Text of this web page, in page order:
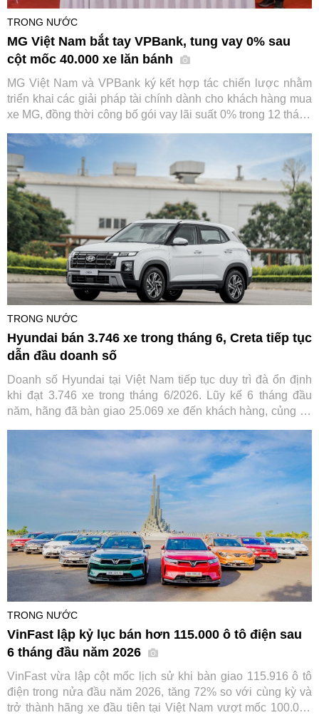
TRONG NƯỚC
MG Việt Nam bắt tay VPBank, tung vay 0% sau
cột mốc 40.000 xe lăn bánh
MG Việt Nam và VPBank ký kết hợp tác chiến lược nhằm
triển khai các giải pháp tài chính dành cho khách hàng mua
xe MG, đồng thời công bố gói vay lãi suất 0% trong 12 tháng
vừa đạt cột mốc 40.000 xe lăn bánh tại Việt Nam.
TRONG NƯỚC
Hyundai bán 3.746 xe trong tháng 6, Creta tiếp tục
dẫn đầu doanh số
Doanh số Hyundai tại Việt Nam tiếp tục duy trì đà ổn định
khi đạt 3.746 xe trong tháng 6/2026. Lũy kế 6 tháng đầu
năm, hãng đã bàn giao 25.069 xe đến khách hàng, củng cố
TRONG NƯỚC
VinFast lập kỷ lục bán hơn 115.000 ô tô điện sau
6 tháng đầu năm 2026
VinFast vừa lập cột mốc lịch sử khi bàn giao 115.916 ô tô
điện trong nửa đầu năm 2026, tăng 72% so với cùng kỳ và
trở thành hãng xe đầu tiên tại Việt Nam vượt mốc 100.000